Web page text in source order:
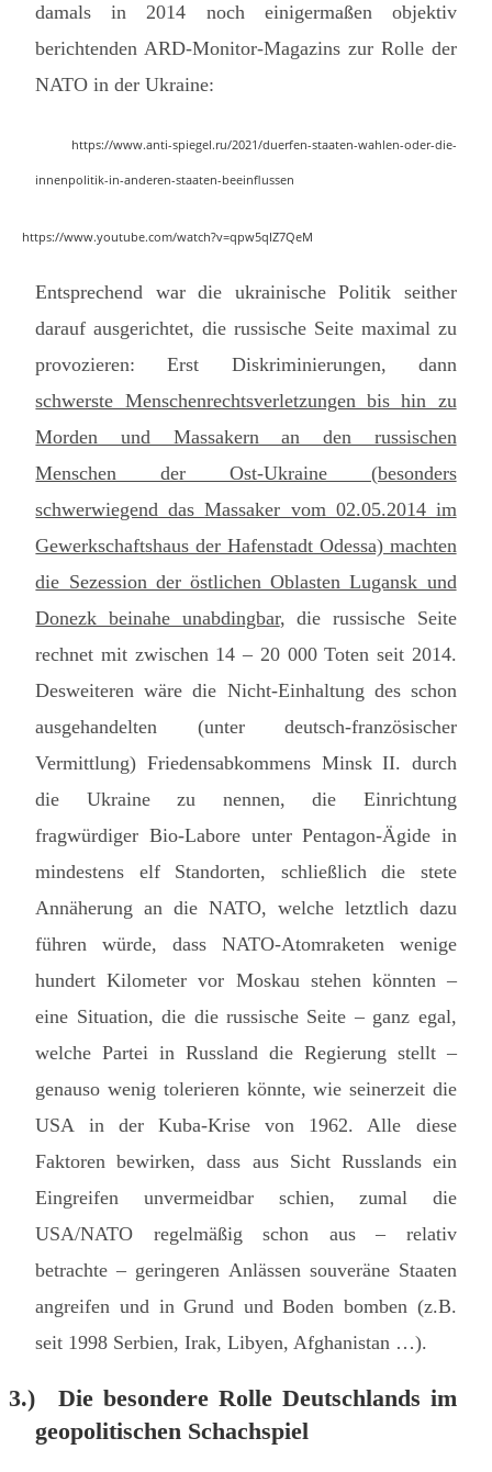
damals in 2014 noch einigermaßen objektiv
berichtenden ARD-Monitor-Magazins zur Rolle der
NATO in der Ukraine:
https://www.anti-spiegel.ru/2021/duerfen-staaten-wahlen-oder-die-
innenpolitik-in-anderen-staaten-beeinflussen
https://www.youtube.com/watch?v=qpw5qIZ7QeM
Entsprechend war die ukrainische Politik seither
darauf ausgerichtet, die russische Seite maximal zu
provozieren: Erst Diskriminierungen, dann
schwerste Menschenrechtsverletzungen bis hin zu
Morden und Massakern an den russischen
Menschen der Ost-Ukraine (besonders
schwerwiegend das Massaker vom 02.05.2014 im
Gewerkschaftshaus der Hafenstadt Odessa) machten
die Sezession der östlichen Oblasten Lugansk und
Donezk beinahe unabdingbar, die russische Seite
rechnet mit zwischen 14 – 20 000 Toten seit 2014.
Desweiteren wäre die Nicht-Einhaltung des schon
ausgehandelten (unter deutsch-französischer
Vermittlung) Friedensabkommens Minsk II. durch
die Ukraine zu nennen, die Einrichtung
fragwürdiger Bio-Labore unter Pentagon-Ägide in
mindestens elf Standorten, schließlich die stete
Annäherung an die NATO, welche letztlich dazu
führen würde, dass NATO-Atomraketen wenige
hundert Kilometer vor Moskau stehen könnten –
eine Situation, die die russische Seite – ganz egal,
welche Partei in Russland die Regierung stellt –
genauso wenig tolerieren könnte, wie seinerzeit die
USA in der Kuba-Krise von 1962. Alle diese
Faktoren bewirken, dass aus Sicht Russlands ein
Eingreifen unvermeidbar schien, zumal die
USA/NATO regelmäßig schon aus – relativ
betrachte – geringeren Anlässen souveräne Staaten
angreifen und in Grund und Boden bomben (z.B.
seit 1998 Serbien, Irak, Libyen, Afghanistan …).
3.)
Die besondere Rolle Deutschlands im
geopolitischen Schachspiel